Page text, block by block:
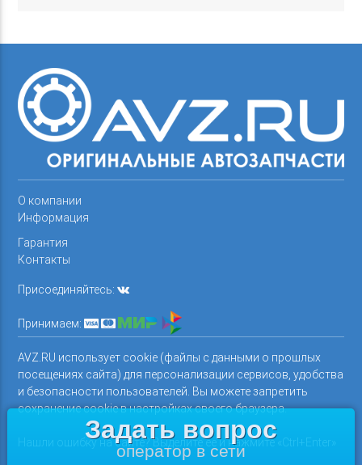
О компании
Информация
Гарантия
Контакты
Присоединяйтесь:
Принимаем:
AVZ.RU использует cookie (файлы с данными о прошлых
посещениях сайта) для персонализации сервисов, удобства
и безопасности пользователей. Вы можете запретить
сохранение cookie в настройках своего браузера.
Нашли ошибку на сайте? Выделите ее и нажмите «Ctrl+Enter»
Задать вопрос
оператор в сети